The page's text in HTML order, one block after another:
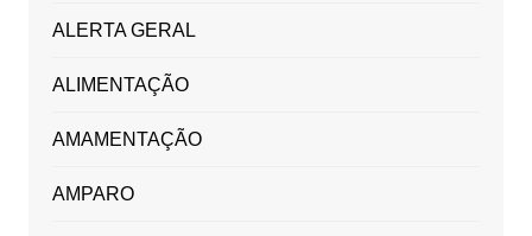
ALERTA GERAL
ALIMENTAÇÃO
AMAMENTAÇÃO
AMPARO